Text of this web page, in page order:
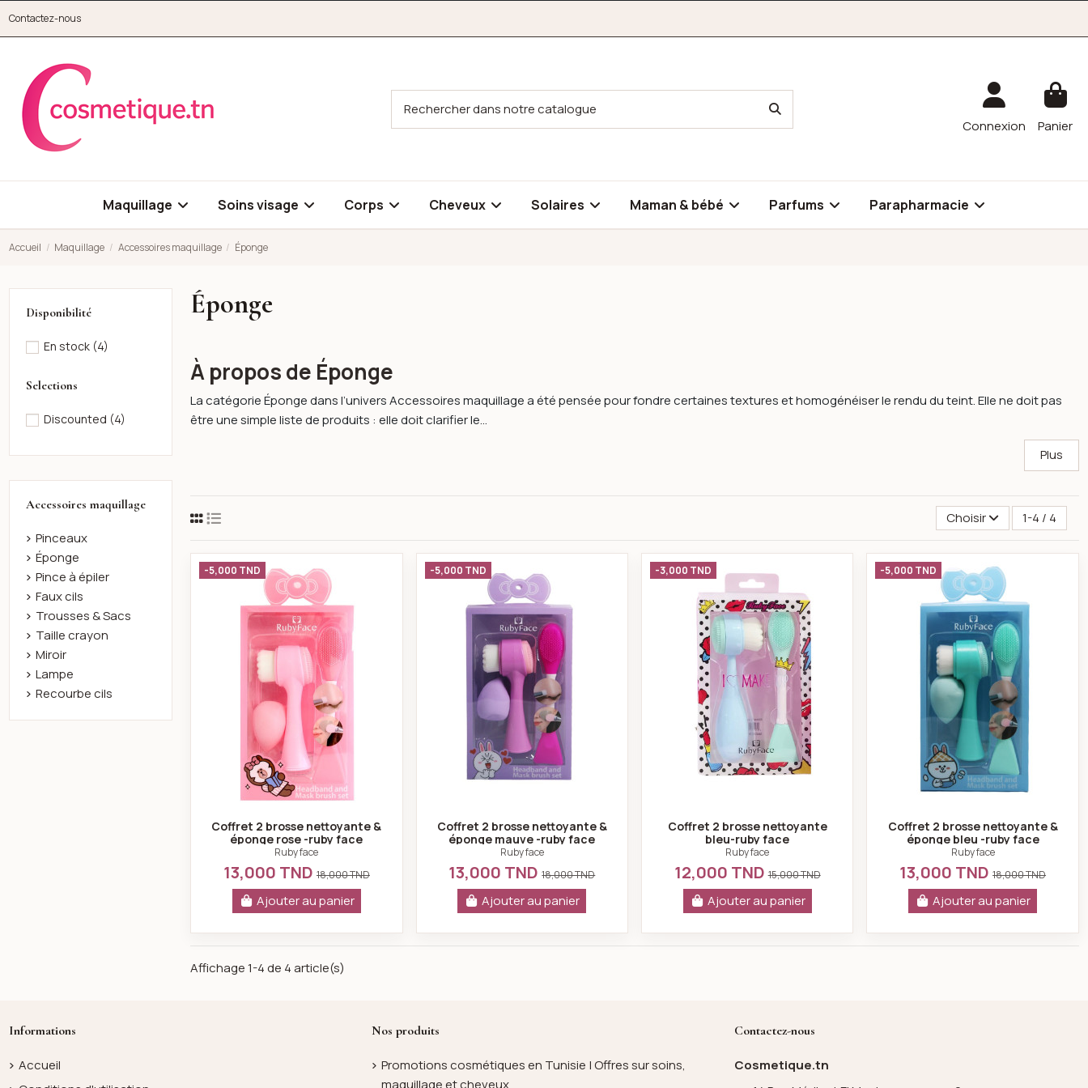
Contactez-nous
Connexion Panier
Maquillage Soins visage Corps Cheveux Solaires Maman & bébé Parfums Parapharmacie
Accueil Maquillage Accessoires maquillage Éponge
Éponge
À propos de Éponge
La catégorie Éponge dans l’univers Accessoires maquillage a été pensée pour fondre certaines textures et homogénéiser le rendu du teint. Elle ne doit pas
être une simple liste de produits : elle doit clarifier le...
Plus
Choisir 1-4 / 4
Coffret 2 brosse nettoyante & éponge rose -ruby face
-5,000 TND
Coffret 2 brosse nettoyante &
éponge rose -ruby face
Ruby face
13,000 TND 18,000 TND
Ajouter au panier
Coffret 2 brosse nettoyante & éponge mauve -ruby face
-5,000 TND
Coffret 2 brosse nettoyante &
éponge mauve -ruby face
Ruby face
13,000 TND18,000 TND
Ajouter au panier
Coffret 2 brosse nettoyante bleu-ruby face
-3,000 TND
Coffret 2 brosse nettoyante
bleu-ruby face
Ruby face
12,000 TND15,000 TND
Ajouter au panier
Coffret 2 brosse
-5,000 TND
Coffret 2 brosse nettoyante &
éponge bleu -ruby face
Ruby face
13,000 TND18,000 TND
Ajouter au panier
Affichage 1-4 de 4 article(s)
Disponibilité
En stock (4)
Selections
Discounted (4)
Accessoires maquillage
Pinceaux
Éponge
Pince à épiler
Faux cils
Trousses & Sacs
Taille crayon
Miroir
Lampe
Recourbe cils
Informations
Accueil
Nos produits
Promotions cosmétiques en Tunisie | Offres sur soins,
maquillage et cheveux
Contactez-nous
Cosmetique.tn